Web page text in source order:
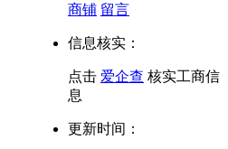
商铺 留言
信息核实：
点击 爱企查 核实工商信
息
更新时间：